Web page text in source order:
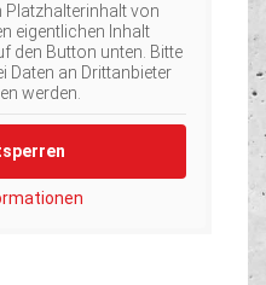
Platzhalterinhalt von
eigentlichen Inhalt
den Button unten. Bitte
Daten an Drittanbieter
werden.